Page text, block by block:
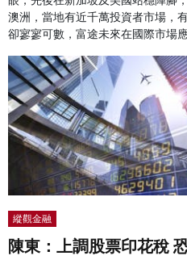
澳洲，當地有近千萬投資者市場，
卻寥寥可數，富途未來在國際市場
縱觀金融
陳東：上調股票印花稅